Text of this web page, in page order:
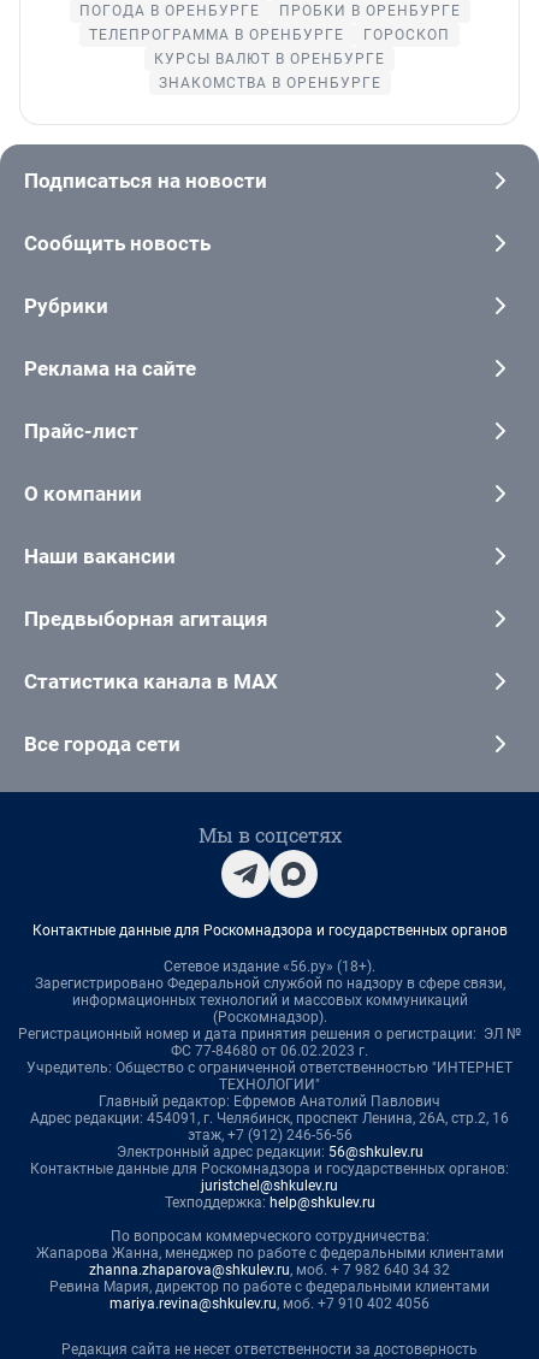
ПОГОДА В ОРЕНБУРГЕ
ПРОБКИ В ОРЕНБУРГЕ
ТЕЛЕПРОГРАММА В ОРЕНБУРГЕ
ГОРОСКОП
КУРСЫ ВАЛЮТ В ОРЕНБУРГЕ
ЗНАКОМСТВА В ОРЕНБУРГЕ
Подписаться на новости
Сообщить новость
Рубрики
Реклама на сайте
Прайс-лист
О компании
Наши вакансии
Предвыборная агитация
Статистика канала в MAX
Все города сети
Мы в соцсетях
Контактные данные для Роскомнадзора и государственных органов
Сетевое издание «56.ру» (18+).
Зарегистрировано Федеральной службой по надзору в сфере связи,
информационных технологий и массовых коммуникаций
(Роскомнадзор).
Регистрационный номер и дата принятия решения о регистрации: ЭЛ №
ФС 77-84680 от 06.02.2023 г.
Учредитель: Общество с ограниченной ответственностью "ИНТЕРНЕТ
ТЕХНОЛОГИИ"
Главный редактор: Ефремов Анатолий Павлович
Адрес редакции: 454091, г. Челябинск, проспект Ленина, 26А, стр.2, 16
этаж, +7 (912) 246-56-56
Электронный адрес редакции: 56@shkulev.ru
Контактные данные для Роскомнадзора и государственных органов:
juristchel@shkulev.ru
Техподдержка: help@shkulev.ru
По вопросам коммерческого сотрудничества:
Жапарова Жанна, менеджер по работе с федеральными клиентами
zhanna.zhaparova@shkulev.ru, моб. + 7 982 640 34 32
Ревина Мария, директор по работе с федеральными клиентами
mariya.revina@shkulev.ru, моб. +7 910 402 4056
Редакция сайта не несет ответственности за достоверность